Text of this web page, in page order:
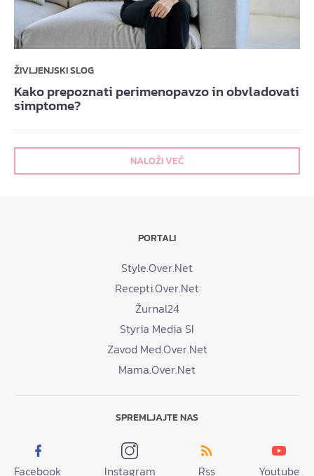
ŽIVLJENJSKI SLOG
Kako prepoznati perimenopavzo in obvladovati
simptome?
NALOŽI VEČ
PORTALI
Style.Over.Net
Recepti.Over.Net
Žurnal24
Styria Media SI
Zavod Med.Over.Net
Mama.Over.Net
SPREMLJAJTE NAS
Facebook Instagram Rss Youtube